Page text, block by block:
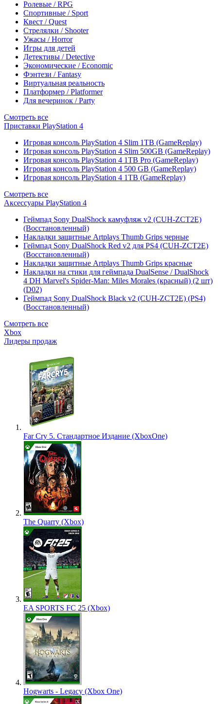
Ролевые / RPG
Спортивные / Sport
Квест / Quest
Стрелялки / Shooter
Ужасы / Horror
Игры для детей
Детективы / Detective
Экономические / Economic
Фэнтези / Fantasy
Виртуальная реальность
Платформер / Platformer
Для вечеринок / Party
Смотреть все
Приставки PlayStation 4
Игровая консоль PlayStation 4 Slim 1TB (GameReplay)
Игровая консоль PlayStation 4 Slim 500GB (GameReplay)
Игровая консоль PlayStation 4 1TB Pro (GameReplay)
Игровая консоль PlayStation 4 500 GB (GameReplay)
Игровая консоль PlayStation 4 1TB (GameReplay)
Смотреть все
Аксессуары PlayStation 4
Геймпад Sony DualShock камуфляж v2 (CUH-ZCT2E)
(Восстановленный)
Накладки защитные Artplays Thumb Grips черные
Геймпад Sony DualShock Red v2 для PS4 (CUH-ZCT2E)
(Восстановленный)
Накладки защитные Artplays Thumb Grips красные
Накладки на стики для геймпада DualSense / DualShock
4 DH Marvel's Spider-Man: Miles Morales (красный) (2 шт)
(D02)
Геймпад Sony DualShock Black v2 (CUH-ZCT2E) (PS4)
(Восстановленный)
Смотреть все
Xbox
Лидеры продаж
Far Cry 5. Стандартное Издание (XboxOne)
The Quarry (Xbox)
EA SPORTS FC 25 (Xbox)
Hogwarts - Legacy (Xbox One)